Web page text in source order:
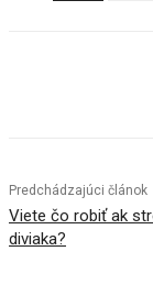
Predchádzajúci článok
Viete čo robiť ak
diviaka?